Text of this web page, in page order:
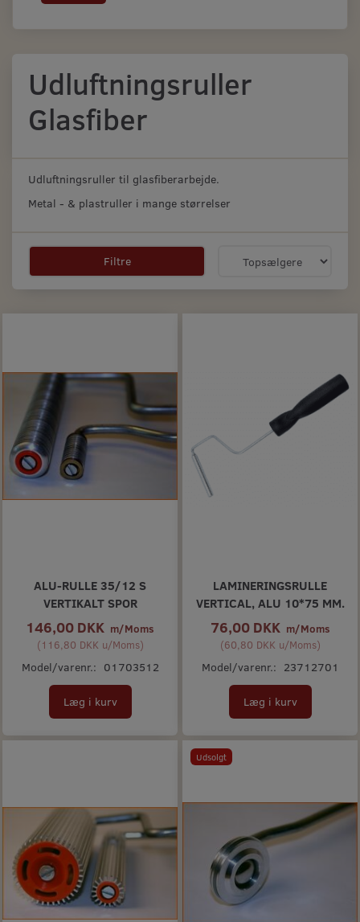
Udluftningsruller
Glasfiber
Udluftningsruller til glasfiberarbejde.
Metal - & plastruller i mange størrelser
Filtre
ALU-RULLE 35/12 S
VERTIKALT SPOR
146,00 DKK m/Moms
(116,80 DKK u/Moms)
Model/varenr.: 01703512
Læg i kurv
LAMINERINGSRULLE
VERTICAL, ALU 10*75 MM.
76,00 DKK m/Moms
(60,80 DKK u/Moms)
Model/varenr.: 23712701
Læg i kurv
Udsolgt